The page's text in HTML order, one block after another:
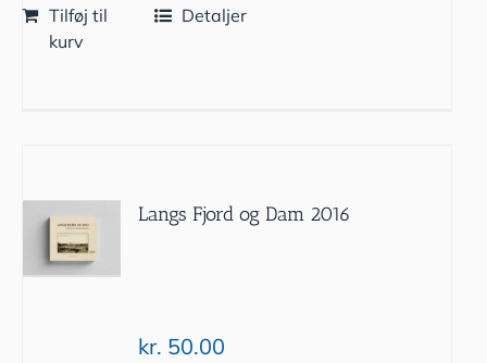
Tilføj til
kurv
Detaljer
Langs Fjord og Dam 2016
kr. 50.00